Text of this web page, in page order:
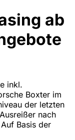
ab
inkl.
Boxter im
der letzten
nach
Basis der